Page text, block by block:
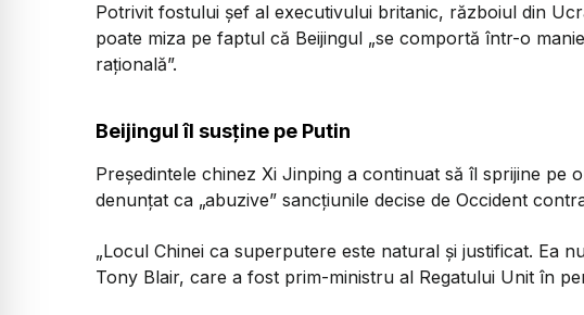
Potrivit fostului şef al executivului britanic, războiul din
poate miza pe faptul că Beijingul „se comportă într-o
raţională”.
Beijingul îl susține pe Putin
Preşedintele chinez Xi Jinping a continuat să îl sprijine pe
denunţat ca „abuzive” sancţiunile decise de Occident
„Locul Chinei ca superputere este natural şi justificat. Ea
Tony Blair, care a fost prim-ministru al Regatului Unit în